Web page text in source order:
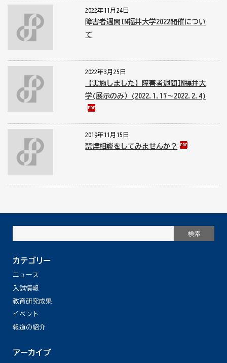
2022年11月24日
障害者週間IN福井大学2022開催につい
て
2022年3月25日
【実施しました】障害者週間IN福井大
学(展示のみ）(2022.1.17～2022.2.4)
2019年11月15日
禁煙相談をしてみませんか？
カテゴリー
ニュース
入試情報
教育研究成果
イベント
報道の紹介
アーカイブ